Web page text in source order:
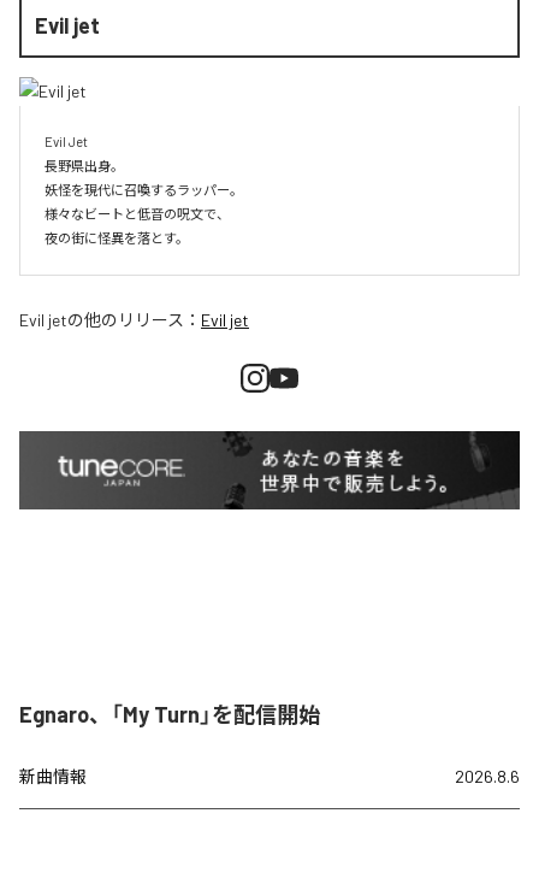
Evil jet
Evil Jet
長野県出身。
妖怪を現代に召喚するラッパー。
様々なビートと低音の呪文で、
夜の街に怪異を落とす。
Evil jetの他のリリース： Evil jet
Egnaro、「My Turn」を配信開始
新曲情報 2026.8.6